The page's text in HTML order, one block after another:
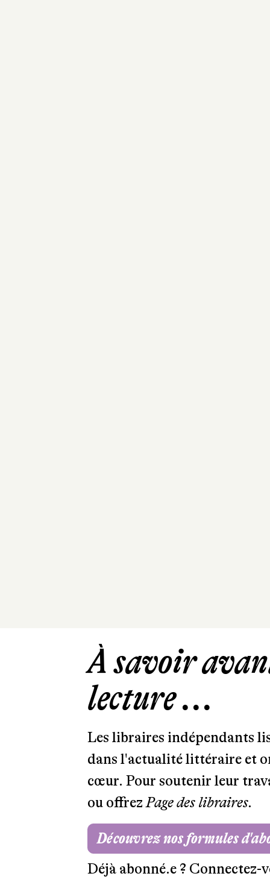
À savoir
lecture ...
Les libraires indépendants
dans l'actualité littéraire et
cœur. Pour soutenir leur
ou offrezPage des libraires.
Découvrez nos formules
Déjà abonné.e ? Connectez-